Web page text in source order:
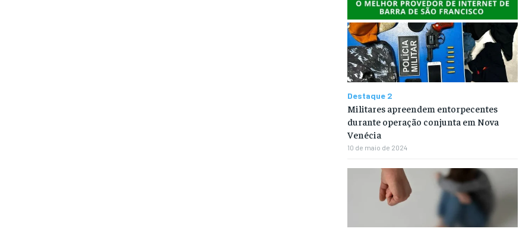
Destaque 2
Militares apreendem entorpecentes
durante operação conjunta em Nova
Venécia
10 de maio de 2024